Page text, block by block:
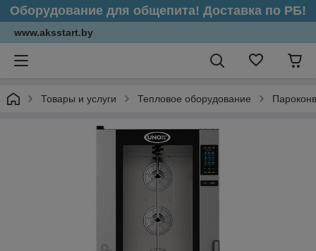
Оборудование для общепита! Доставка по РБ!
www.aksstart.by
Товары и услуги Тепловое оборудование